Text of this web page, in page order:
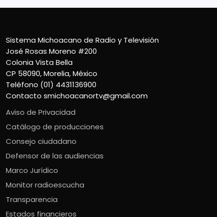
Sistema Michoacano de Radio y Televisión
José Rosas Moreno #200
Colonia Vista Bella
CP 58090, Morelia, México
Teléfono (01) 4431136900
Contacto smichoacanortv@gmail.com
Aviso de Privacidad
Catálogo de producciones
Consejo ciudadano
Defensor de las audiencias
Marco Jurídico
Monitor radioescucha
Transparencia
Estados financieros